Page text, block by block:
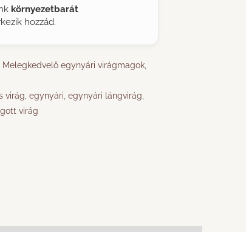
környezetbarát
hozzád.
Melegkedvelő egynyári virágmagok
virág egynyári egynyári lángvirág
virág